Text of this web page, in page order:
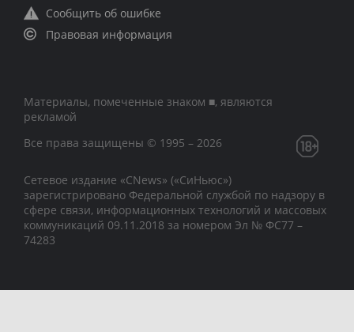
Сообщить об ошибке
Правовая информация
Материалы, помеченные знаком ■, являются
рекламой
Все права защищены © 1995 – 2026
Сетевое издание «CNews» («СиНьюс»)
зарегистрировано Федеральной службой по надзору в
сфере связи, информационных технологий и массовых
коммуникаций 09.11.2018 за номером Эл № ФС77 –
74283